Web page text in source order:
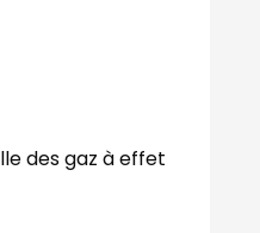
des gaz à effet